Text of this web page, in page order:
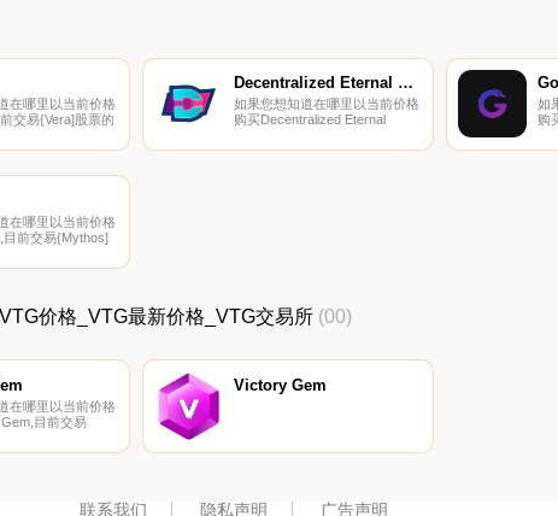
上找到其他列表。
系统使用一种名为
在哪里以当前价格
交易{Vera]股票的
、
）。您可以在我们
易所页面上找到其
Decentralized Eternal Virtual Traveller
如果您想知道在哪里以当前价格
购买Decentralized Eternal
｛DEVTnname｝股票的顶级加
如
购
交
在哪里以当前价格
目前交易{Mythos]
）。您可以在我们
价格_VTG最新价格_VTG交易所 (00)
在哪里以当前价格
目前交易
Gate.io、HotVTGt
Victory Gem
联系我们 隐私声明 广告声明